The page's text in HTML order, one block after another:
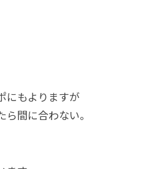
にもよりますが
間に合わない。